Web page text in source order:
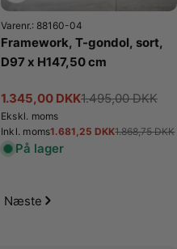
Varenr.: 88160-04
Framework, T-gondol, sort,
D97 x H147,50 cm
Tilbudspris
1.345,00 DKK
Normalpris 1.495,00 DKK
Ekskl. moms
Inkl. momsTilbudspris
1.681,25 DKK
Normalpris1.868,75 DKK
På lager
Næste